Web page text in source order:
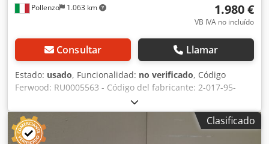
Pollenzo 1.063 km 1.980 €
VB IVA no incluído
Consultar Llamar
Estado: usado, Funcionalidad: no verificado, Código
Ferwood: RU0005563 - Código del fabricante: 2-017-95-
1152 - Estado: Usado - Funcionalidad: No probado -
Máquina compatible: CNC HOMAG - Si está interesado,
ofrecemos servicio de revisión; póngase en contacto con
nosotros. Chsdpszmibzofx Ahbsa
Clasificado